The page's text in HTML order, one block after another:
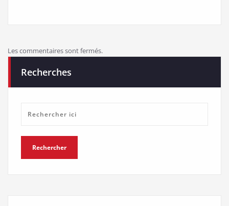
Les commentaires sont fermés.
Recherches